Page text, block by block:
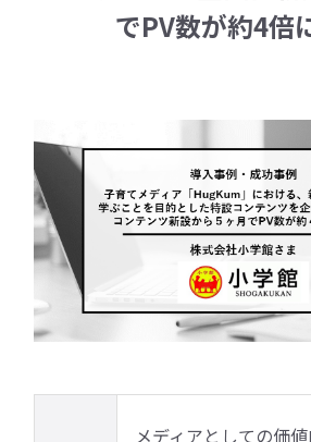
でPV数が約4倍
メディアとしての価